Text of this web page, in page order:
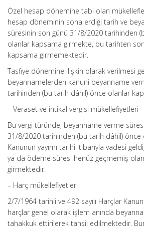
Özel hesap dönemine tabi olan
hesap döneminin sona erdiği tarih ve
süresinin son günü 31/8/2020 tarihinden
olanlar kapsama girmekte, bu tarihten
kapsama girmemektedir.
Tasfiye dönemine ilişkin olarak verilmesi
beyannamelerden kanuni beyanname
tarihinden (bu tarih dâhil) önce olanlar
– Veraset ve intikal vergisi mükellefiyetleri
Bu vergi türünde, beyanname verme
31/8/2020 tarihinden (bu tarih dâhil) önce
Kanunun yayımı tarihi itibarıyla vadesi
ya da ödeme süresi henüz geçmemiş
girmektedir.
– Harç mükellefiyetleri
2/7/1964 tarihli ve 492 sayılı Harçlar
harçlar genel olarak işlem anında
tahakkuk ettirilerek tahsil edilmektedir.